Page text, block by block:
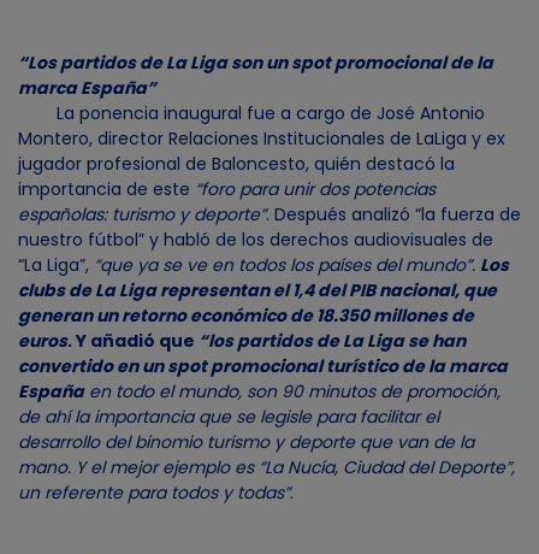
“Los partidos de La Liga son un spot promocional de la
marca España”
La ponencia inaugural fue a cargo de José Antonio
Montero, director Relaciones Institucionales de LaLiga y ex
jugador profesional de Baloncesto, quién destacó la
importancia de este “foro para unir dos potencias
españolas: turismo y deporte”. Después analizó “la fuerza de
nuestro fútbol” y habló de los derechos audiovisuales de
“La Liga”, “que ya se ve en todos los países del mundo”. Los
clubs de La Liga representan el 1,4 del PIB nacional, que
generan un retorno económico de 18.350 millones de
euros. Y añadió que “los partidos de La Liga se han
convertido en un spot promocional turístico de la marca
Españaen todo el mundo, son 90 minutos de promoción,
de ahí la importancia que se legisle para facilitar el
desarrollo del binomio turismo y deporte que van de la
mano. Y el mejor ejemplo es “La Nucía, Ciudad del Deporte”,
un referente para todos y todas”.